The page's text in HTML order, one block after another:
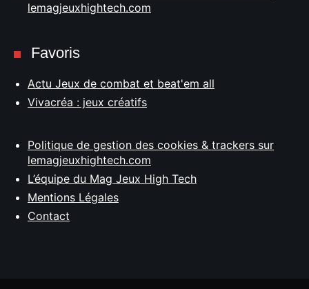
lemagjeuxhightech.com
Favoris
Actu Jeux de combat et beat'em all
Vivacréa : jeux créatifs
Politique de gestion des cookies & trackers sur
lemagjeuxhightech.com
L’équipe du Mag Jeux High Tech
Mentions Légales
Contact